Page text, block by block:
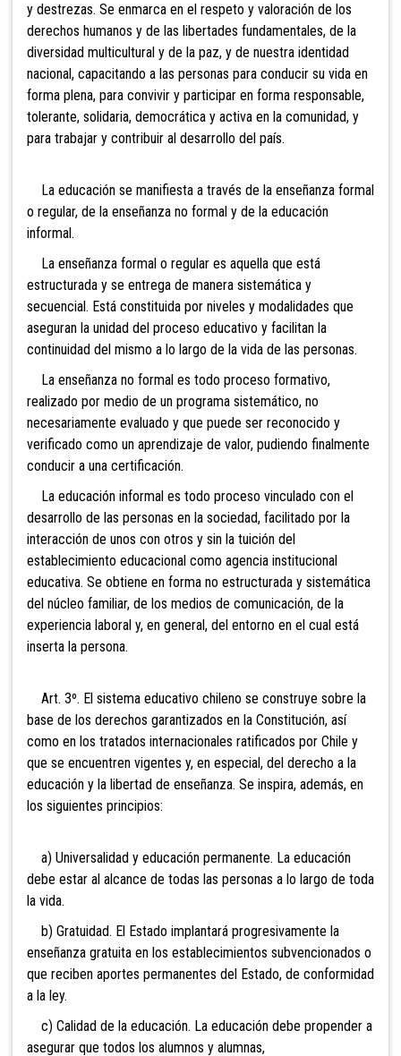
y destrezas. Se enmarca en el respeto y valoración de los
derechos humanos y de las libertades fundamentales, de la
diversidad multicultural y de la paz, y de nuestra identidad
nacional, capacitando a las personas para conducir su vida en
forma plena, para convivir y participar en forma responsable,
tolerante, solidaria, democrática y activa en la comunidad, y
para trabajar y contribuir al desarrollo del país.
La educación se manifiesta a través de la enseñanza formal
o regular, de la enseñanza no formal y de la educación
informal.
La enseñanza formal o regular es aquella que está
estructurada y se entrega de manera sistemática y
secuencial. Está constituida por niveles y modalidades que
aseguran la unidad del proceso educativo y facilitan la
continuidad del mismo a lo largo de la vida de las personas.
La enseñanza no formal es todo proceso formativo,
realizado por medio de un programa sistemático, no
necesariamente evaluado y que puede ser reconocido y
verificado como un aprendizaje de valor, pudiendo finalmente
conducir a una certificación.
La educación informal es todo proceso vinculado con el
desarrollo de las personas en la sociedad, facilitado por la
interacción de unos con otros y sin la tuición del
establecimiento educacional como agencia institucional
educativa. Se obtiene en forma no estructurada y sistemática
del núcleo familiar, de los medios de comunicación, de la
experiencia laboral y, en general, del entorno en el cual está
inserta la persona.
Art. 3º. El sistema educativo chileno se construye sobre la
base de los derechos garantizados en la Constitución, así
como en los tratados internacionales ratificados por Chile y
que se encuentren vigentes y, en especial, del derecho a la
educación y la libertad de enseñanza. Se inspira, además, en
los siguientes principios:
a) Universalidad y educación permanente. La educación
debe estar al alcance de todas las personas a lo largo de toda
la vida.
b) Gratuidad. El Estado implantará progresivamente la
enseñanza gratuita en los establecimientos subvencionados o
que reciben aportes permanentes del Estado, de conformidad
a la ley.
c) Calidad de la educación. La educación debe propender a
asegurar que todos los alumnos y alumnas,